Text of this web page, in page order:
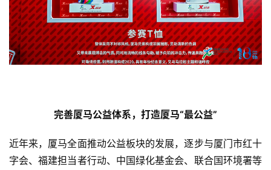
完善厦马公益体系，打造厦马“最公益”
近年来，厦马全面推动公益板块的发展，逐步与厦门市红十
字会、福建担当者行动、中国绿化基金会、联合国环境署等